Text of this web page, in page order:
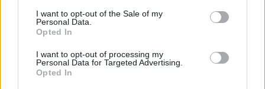
I want to opt-out of the Sale of my
Personal Data.
Opted In
I want to opt-out of processing my
Personal Data for Targeted Advertising.
Opted In